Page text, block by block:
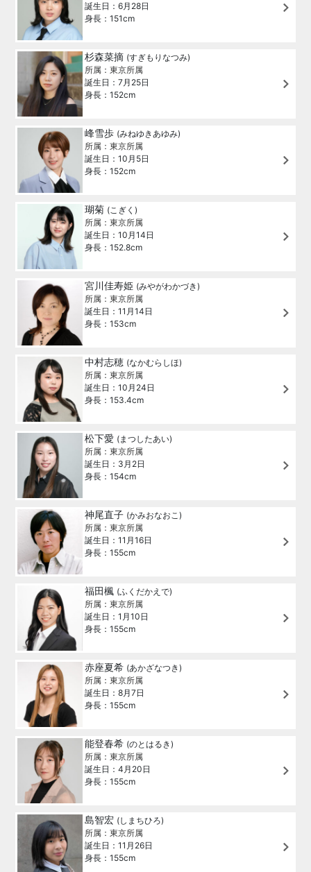
誕生日：6月28日
身長：151cm
杉森菜摘 (すぎもりなつみ)
所属：東京所属
誕生日：7月25日
身長：152cm
峰雪歩 (みねゆきあゆみ)
所属：東京所属
誕生日：10月5日
身長：152cm
瑚菊 (こぎく)
所属：東京所属
誕生日：10月14日
身長：152.8cm
宮川佳寿姫 (みやがわかづき)
所属：東京所属
誕生日：11月14日
身長：153cm
中村志穂 (なかむらしほ)
所属：東京所属
誕生日：10月24日
身長：153.4cm
松下愛 (まつしたあい)
所属：東京所属
誕生日：3月2日
身長：154cm
神尾直子 (かみおなおこ)
所属：東京所属
誕生日：11月16日
身長：155cm
福田楓 (ふくだかえで)
所属：東京所属
誕生日：1月10日
身長：155cm
赤座夏希 (あかざなつき)
所属：東京所属
誕生日：8月7日
身長：155cm
能登春希 (のとはるき)
所属：東京所属
誕生日：4月20日
身長：155cm
島智宏 (しまちひろ)
所属：東京所属
誕生日：11月26日
身長：155cm